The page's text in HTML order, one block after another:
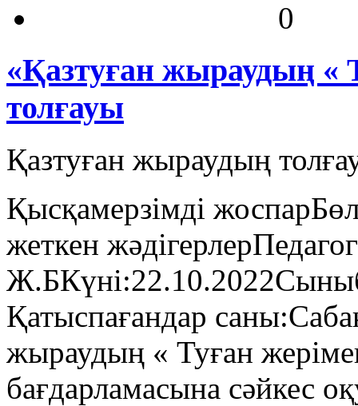
0
«Қазтуған жыраудың «
толғауы
Қазтуған жыраудың
Қысқамерзімді
жеткен
Қатыспағандар
жыраудың « Туған
бағдарламасына сәйкес